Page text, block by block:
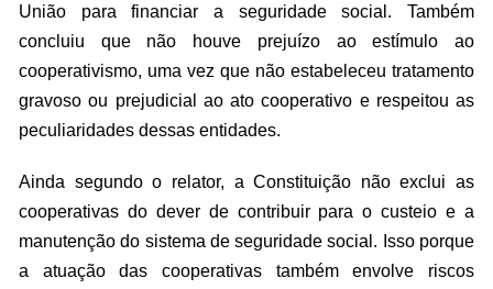
União para financiar a seguridade social. Também
concluiu que não houve prejuízo ao estímulo ao
cooperativismo, uma vez que não estabeleceu tratamento
gravoso ou prejudicial ao ato cooperativo e respeitou as
peculiaridades dessas entidades.
Ainda segundo o relator, a Constituição não exclui as
cooperativas do dever de contribuir para o custeio e a
manutenção do sistema de seguridade social. Isso porque
a atuação das cooperativas também envolve riscos